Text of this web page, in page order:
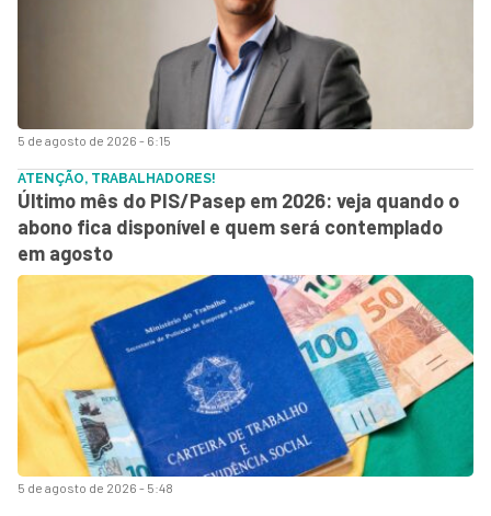
5 de agosto de 2026 - 6:15
5 de agosto de 2026 - 5:48
ATENÇÃO, TRABALHADORES!
Último mês do PIS/Pasep em 2026: veja quando o
abono fica disponível e quem será contemplado
em agosto